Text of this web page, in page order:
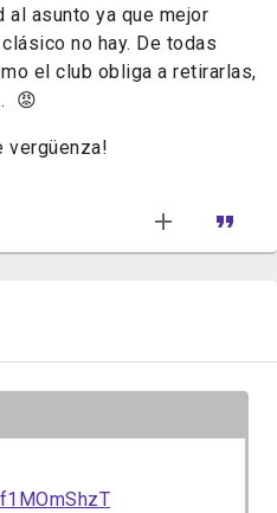
al asunto ya que mejor
no hay. De todas
el club obliga a retirarlas,
😡
vergüenza!